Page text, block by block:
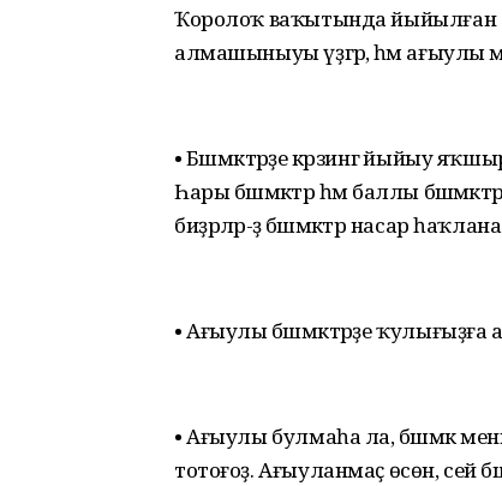
Ҡоролоҡ ваҡытында йыйылған
алмашыныуы үҙгәрә, һәм ағыулы
• Бәшмәктәрҙе кәрзингә йыйыу
Һары бәшмәктәр һәм баллы
биҙрәләр-ҙә бәшмәктәр насар
• Ағыулы бәшмәктәрҙе ҡулығыҙға
• Ағыулы булмаһа ла, бәшмәк
тотоғоҙ. Ағыуланмаҫ өсөн, сей